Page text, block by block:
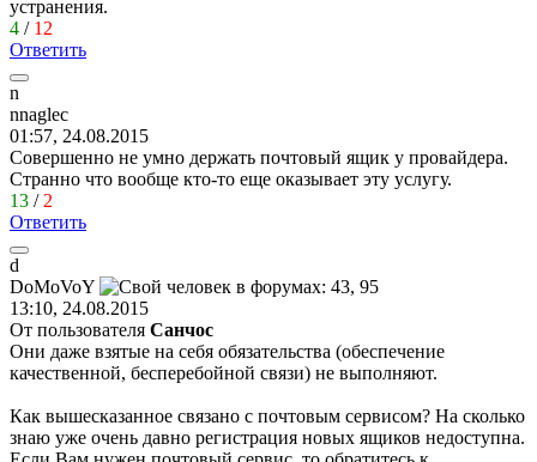
устранения.
4 / 12
Ответить
n
nnaglec
01:57, 24.08.2015
Совершенно не умно держать почтовый ящик у провайдера.
Странно что вообще кто-то еще оказывает эту услугу.
13 / 2
Ответить
d
DoMoVoY
13:10, 24.08.2015
От пользователя Санчос
Они даже взятые на себя обязательства (обеспечение
качественной, бесперебойной связи) не выполняют.
Как вышесказанное связано с почтовым сервисом? На сколько
знаю уже очень давно регистрация новых ящиков недоступна.